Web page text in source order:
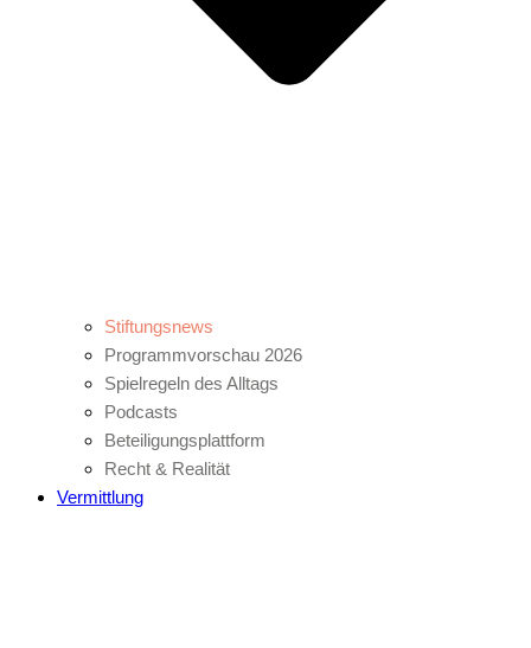
Stiftungsnews
Programmvorschau 2026
Spielregeln des Alltags
Podcasts
Beteiligungsplattform
Recht & Realität
Vermittlung